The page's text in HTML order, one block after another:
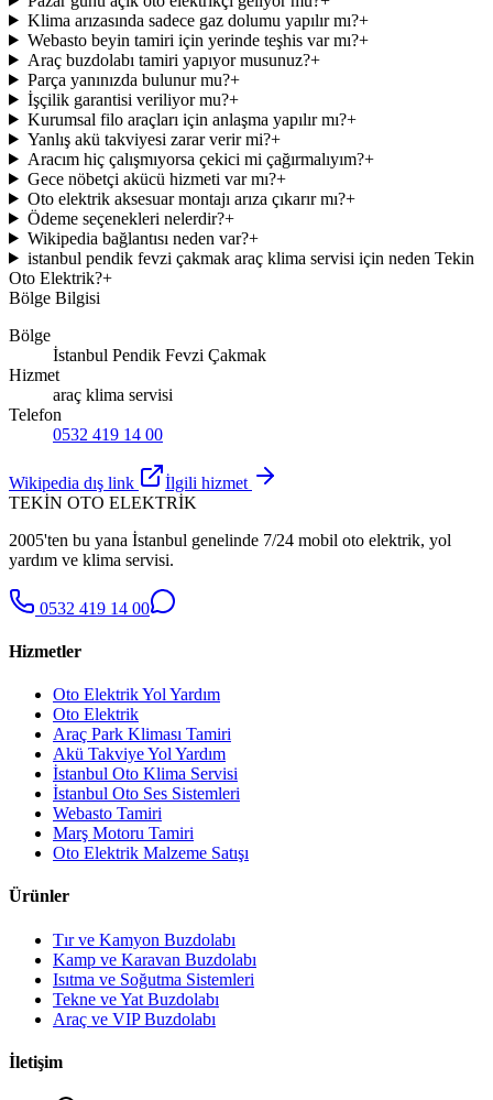
Klima arızasında sadece gaz dolumu yapılır mı?+
Webasto beyin tamiri için yerinde teşhis var mı?+
Araç buzdolabı tamiri yapıyor musunuz?+
Parça yanınızda bulunur mu?+
İşçilik garantisi veriliyor mu?+
Kurumsal filo araçları için anlaşma yapılır mı?+
Yanlış akü takviyesi zarar verir mi?+
Aracım hiç çalışmıyorsa çekici mi çağırmalıyım?+
Gece nöbetçi akücü hizmeti var mı?+
Oto elektrik aksesuar montajı arıza çıkarır mı?+
Ödeme seçenekleri nelerdir?+
Wikipedia bağlantısı neden var?+
istanbul pendik fevzi çakmak araç klima servisi için neden Tekin
Oto Elektrik?+
Bölge Bilgisi
Bölge
İstanbul Pendik Fevzi Çakmak
Hizmet
araç klima servisi
Telefon
0532 419 14 00
Wikipedia dış link
İlgili hizmet
TEKİN OTO ELEKTRİK
2005'ten bu yana İstanbul genelinde 7/24 mobil oto elektrik, yol
yardım ve klima servisi.
0532 419 14 00
Hizmetler
Oto Elektrik Yol Yardım
Oto Elektrik
Araç Park Kliması Tamiri
Akü Takviye Yol Yardım
İstanbul Oto Klima Servisi
İstanbul Oto Ses Sistemleri
Webasto Tamiri
Marş Motoru Tamiri
Oto Elektrik Malzeme Satışı
Ürünler
Tır ve Kamyon Buzdolabı
Kamp ve Karavan Buzdolabı
Isıtma ve Soğutma Sistemleri
Tekne ve Yat Buzdolabı
Araç ve VIP Buzdolabı
İletişim